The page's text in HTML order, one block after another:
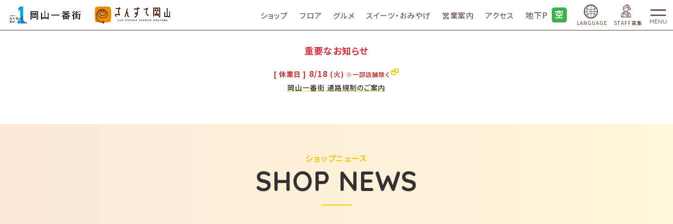
ショップ フロア グルメ スイーツ・おみやげ 営業案内 アクセス 地下P
LANGUAGE STAFF募集 MENU
重要なお知らせ
[ 休業日 ] 8/18 (火) ※一部店舗除く
岡山一番街 通路規制のご案内
SHOP NEWS
ショップニュース